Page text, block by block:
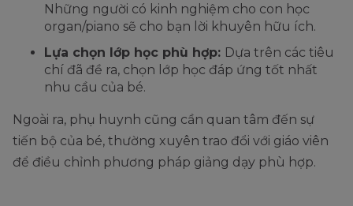
Những người có kinh nghiệm cho con học
organ/piano sẽ cho bạn lời khuyên hữu ích.
Lựa chọn lớp học phù hợp: Dựa trên các tiêu
chí đã đề ra, chọn lớp học đáp ứng tốt nhất
nhu cầu của bé.
Ngoài ra, phụ huynh cũng cần quan tâm đến sự
tiến bộ của bé, thường xuyên trao đổi với giáo viên
để điều chỉnh phương pháp giảng dạy phù hợp.